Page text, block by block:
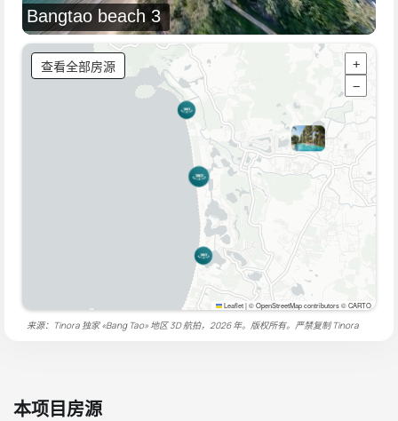
Bangtao beach 3
查看全部房源
+
−
Leaflet|© OpenStreetMap contributors © CARTO
来源：Tinora 独家 «Bang Tao» 地区 3D 航拍，2026 年。版权所有。严禁复制Tinora
本项目房源